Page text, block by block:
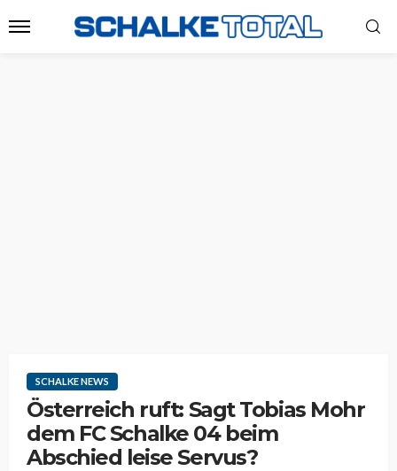
SCHALKE NEWS
Österreich ruft: Sagt Tobias Mohr
dem FC Schalke 04 beim
Abschied leise Servus?